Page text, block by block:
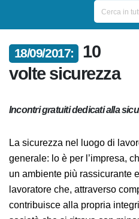
18/09/2017:
10
volte sicurezza
Incontri gratuiti dedicati alla
La sicurezza nel luogo di
generale: lo è per
favorisce un ambiente più
produttivo, per il lavoratore
comportamenti corretti,